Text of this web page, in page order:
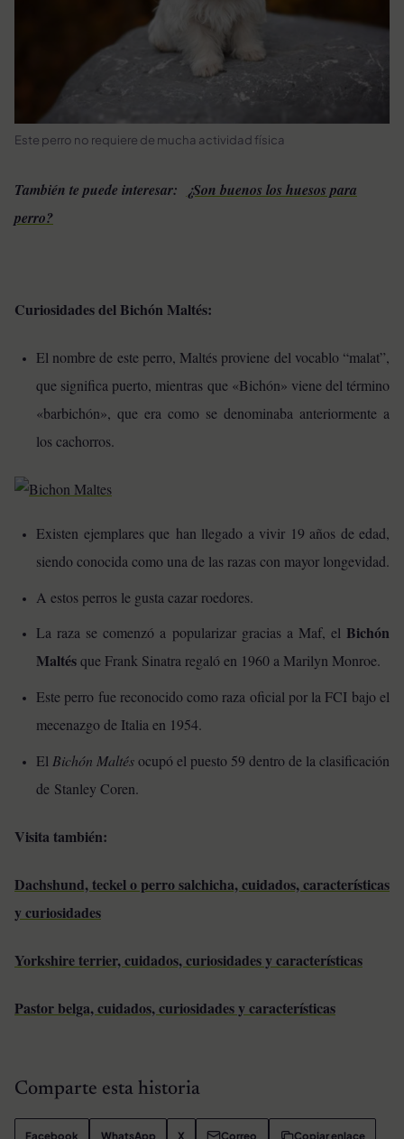
Este perro no requiere de mucha actividad física
También te puede interesar: ¿Son buenos los huesos para
perro?
Curiosidades del Bichón Maltés:
El nombre de este perro, Maltés proviene del vocablo “malat”,
que significa puerto, mientras que «Bichón» viene del término
«barbichón», que era como se denominaba anteriormente a
los cachorros.
Existen ejemplares que han llegado a vivir 19 años de edad,
siendo conocida como una de las razas con mayor longevidad.
A estos perros le gusta cazar roedores.
La raza se comenzó a popularizar gracias a Maf, el Bichón
Maltésque Frank Sinatra regaló en 1960 a Marilyn Monroe.
Este perro fue reconocido como raza oficial por la FCI bajo el
mecenazgo de Italia en 1954.
El Bichón Maltésocupó el puesto 59 dentro de la clasificación
de Stanley Coren.
Visita también:
Dachshund, teckel o perro salchicha, cuidados, características
y curiosidades
Yorkshire terrier, cuidados, curiosidades y características
Pastor belga, cuidados, curiosidades y características
Comparte esta historia
Facebook WhatsApp X Correo Copiar enlace